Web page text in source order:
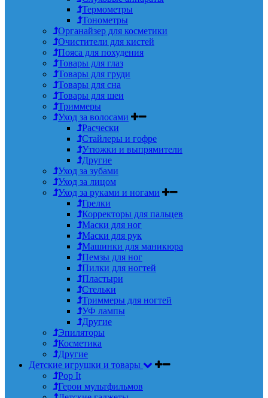
Термометры
Тонометры
Органайзер для косметики
Очистители для кистей
Пояса для похудения
Товары для глаз
Товары для груди
Товары для сна
Товары для шеи
Триммеры
Уход за волосами
Расчески
Стайлеры и гофре
Утюжки и выпрямители
Другие
Уход за зубами
Уход за лицом
Уход за руками и ногами
Грелки
Корректоры для пальцев
Маски для ног
Маски для рук
Машинки для маникюра
Пемзы для ног
Пилки для ногтей
Пластыри
Стельки
Триммеры для ногтей
УФ лампы
Другие
Эпиляторы
Косметика
Другие
Детские игрушки и товары
Pop It
Герои мультфильмов